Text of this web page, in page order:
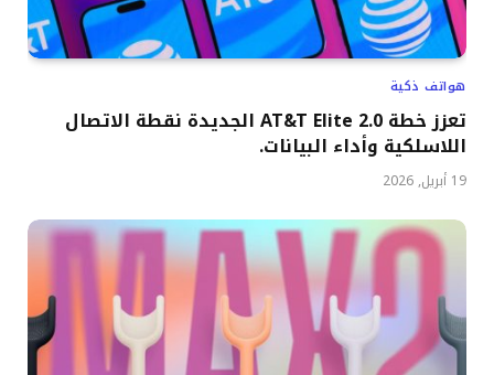
هواتف ذكية
تعزز خطة AT&T Elite 2.0 الجديدة نقطة الاتصال
اللاسلكية وأداء البيانات.
19 أبريل, 2026